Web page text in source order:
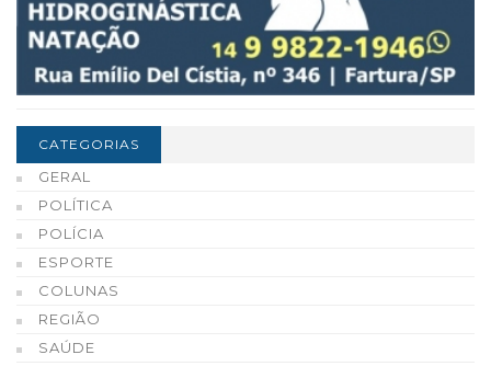
CATEGORIAS
GERAL
POLÍTICA
POLÍCIA
ESPORTE
COLUNAS
REGIÃO
SAÚDE